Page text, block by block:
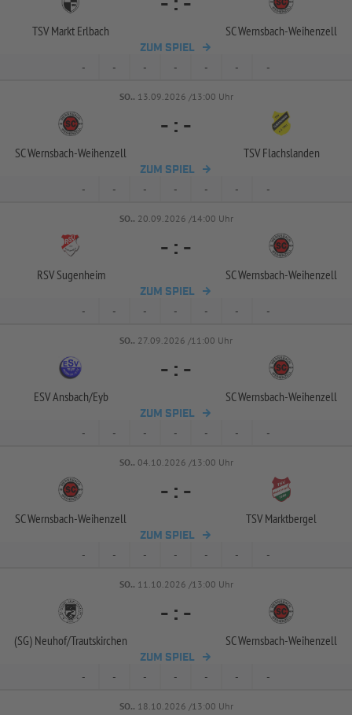
TSV Markt Erlbach SC Wernsbach-Weihenzell
ZUM SPIEL
- - - - - - -
SO.. 13.09.2026 /13:00 Uhr
SC Wernsbach-Weihenzell
- : -
TSV Flachslanden
ZUM SPIEL
- - - - - - -
SO.. 20.09.2026 /14:00 Uhr
RSV Sugenheim
- : -
SC Wernsbach-Weihenzell
ZUM SPIEL
- - - - - - -
SO.. 27.09.2026 /11:00 Uhr
ESV Ansbach/Eyb
- : -
SC Wernsbach-Weihenzell
ZUM SPIEL
- - - - - - -
SO.. 04.10.2026 /13:00 Uhr
SC Wernsbach-Weihenzell
- : -
TSV Marktbergel
ZUM SPIEL
- - - - - - -
SO.. 11.10.2026 /13:00 Uhr
(SG) Neuhof/Trautskirchen
- : -
SC Wernsbach-Weihenzell
ZUM SPIEL
- - - - - - -
SO.. 18.10.2026 /13:00 Uhr